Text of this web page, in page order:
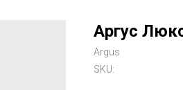
Аргус
Argus
SKU: